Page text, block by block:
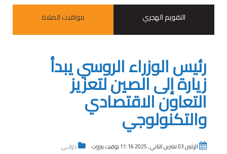
التقويم الهجري
مواقيت الصلاة
رئيس الوزراء الروسي يبدأ
زيارة إلى الصين لتعزيز
التعاون الاقتصادي
والتكنولوجي
الإثنين 03 تشرين الثاني , 2025 11:16 توقيت بيروت دولــي